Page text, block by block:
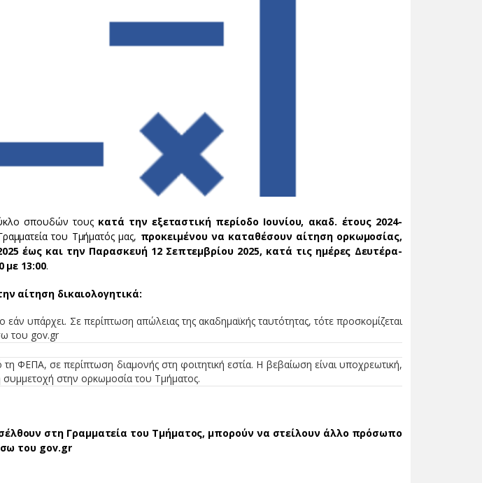
σπουδών τους κατά την εξεταστική περίοδο Ιουνίου, ακαδ. έτους 2024-
του Τμήματός μας, προκειμένου να καταθέσουν αίτηση ορκωμοσίας,
έως και την Παρασκευή 12 Σεπτεμβρίου 2025, κατά τις ημέρες Δευτέρα-
με 13:00.
αίτηση δικαιολογητικά:
εάν υπάρχει. Σε περίπτωση απώλειας της ακαδημαϊκής ταυτότητας, τότε προσκομίζεται
του gov.gr
ΦΕΠΑ, σε περίπτωση διαμονής στη φοιτητική εστία. Η βεβαίωση είναι υποχρεωτική,
συμμετοχή στην ορκωμοσία του Τμήματος.
στη Γραμματεία του Τμήματος, μπορούν να στείλουν άλλο πρόσωπο
του gov.gr